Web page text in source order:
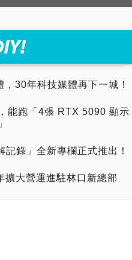
30年科技媒體再下一城！
能跑「4張 RTX 5090 顯示
記錄」全新專欄正式推出！
擴大營運進駐林口新總部